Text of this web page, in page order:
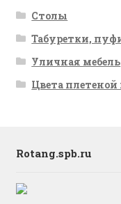
Столы
Табуретки,
Уличная мебель
Цвета плетеной
Rotang.spb.ru